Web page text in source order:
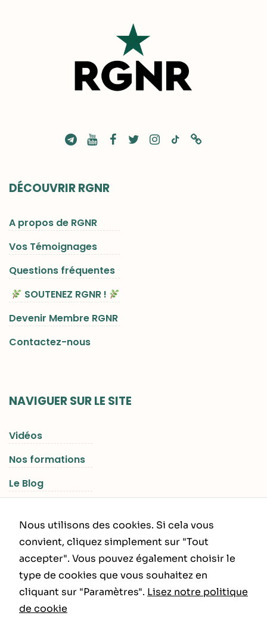
DÉCOUVRIR RGNR
A propos de RGNR
Vos Témoignages
Questions fréquentes
SOUTENEZ RGNR !
Devenir Membre RGNR
Contactez-nous
NAVIGUER SUR LE SITE
Vidéos
Nos formations
Le Blog
INFORMATIONS LÉGALES
Politique de Confidentialité
Nous utilisons des cookies. Si cela vous
convient, cliquez simplement sur "Tout
accepter". Vous pouvez également choisir le
type de cookies que vous souhaitez en
cliquant sur "Paramètres". Lisez notre politique
de cookie